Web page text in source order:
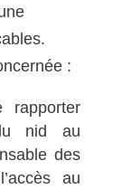
:
nid au
des
au